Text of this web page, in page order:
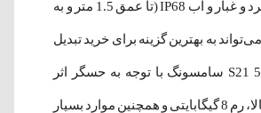
مقاوم در برابر گرد و غبار و آب IP68 (تا عمق 1.5 متر و به
می‌تواند به بهترین گزینه برای خرید تبدیل
شود. گوشی S21 5G سامسونگ با توجه به حسگر اثر
انگشت با دقت بالا، رم 8 گیگابایتی و همچنین موارد بسیار